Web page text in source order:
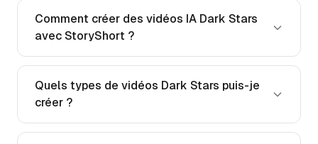
Comment créer des vidéos IA Dark Stars
avec StoryShort ?
Quels types de vidéos Dark Stars puis-je
créer ?